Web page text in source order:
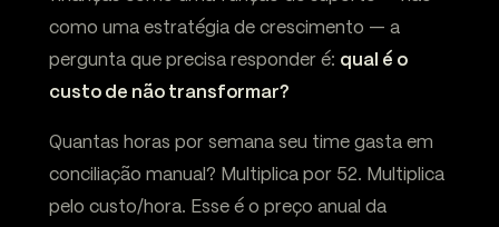
como uma estratégia de crescimento — a
pergunta que precisa responder é: qual é o
custo de não transformar?
Quantas horas por semana seu time gasta em
conciliação manual? Multiplica por 52. Multiplica
pelo custo/hora. Esse é o preço anual da